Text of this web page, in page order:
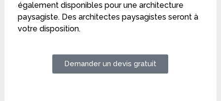
également disponibles pour une architecture
paysagiste. Des architectes paysagistes seront à
votre disposition.
Demander un devis gratuit